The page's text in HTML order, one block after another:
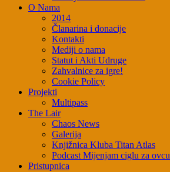
O Nama
2014
Članarina i donacije
Kontakti
Mediji o nama
Statut i Akti Udruge
Zahvalnice za igre!
Cookie Policy
Projekti
Multipass
The Lair
Chaos News
Galerija
Knjižnica Kluba Titan Atlas
Podcast Mijenjam ciglu za ovcu
Pristupnica